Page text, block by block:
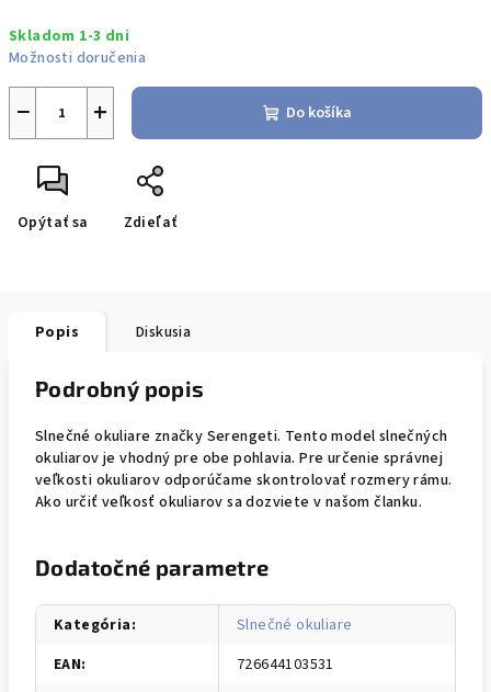
cena:
Skladom 1-3 dni
Možnosti doručenia
+
− Do košíka
Opýtať sa Zdieľať
Popis Diskusia
Podrobný popis
Slnečné okuliare značky Serengeti. Tento model slnečných
okuliarov je vhodný pre obe pohlavia. Pre určenie správnej
veľkosti okuliarov odporúčame skontrolovať rozmery rámu.
Ako určiť veľkosť okuliarov sa dozviete v našom članku.
Dodatočné parametre
Kategória:
Slnečné okuliare
EAN: 726644103531